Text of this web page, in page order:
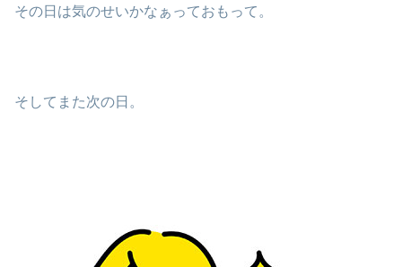
その日は気のせいかなぁっておもって。
そしてまた次の日。